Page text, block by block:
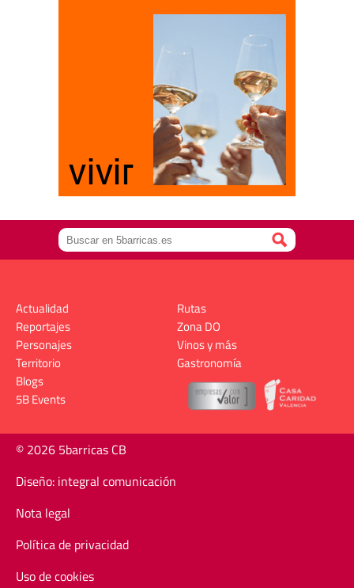
Actualidad
Reportajes
Personajes
Territorio
Rutas
Zona DO
Vinos y más
Gastronomía
Blogs
5B Events
© 2026 5barricas CB
Diseño: integral comunicación
Nota legal
Política de privacidad
Uso de cookies